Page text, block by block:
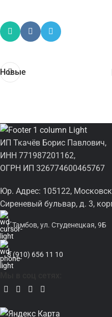
Новые
ИП Ткачёв Борис Павлович,
ИНН 771987201162,
ОГРН ИП 326774600465767
Юр. Адрес: 105122,
Сиреневый бульвар, д. 3,
г.Тамбов, ул. Студенецкая, 9Б
8 (910) 656 11 10